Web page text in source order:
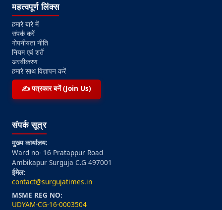
महत्वपूर्ण लिंक्स
हमारे बारे में
संपर्क करें
गोपनीयता नीति
नियम एवं शर्तें
अस्वीकरण
हमारे साथ विज्ञापन करें
✍️ पत्रकार बनें (Join Us)
संपर्क सूत्र
मुख्य कार्यालय:
Ward no- 16 Pratappur Road
Ambikapur Surguja C.G 497001
ईमेल:
contact@surgujatimes.in
MSME REG NO:
UDYAM-CG-16-0003504